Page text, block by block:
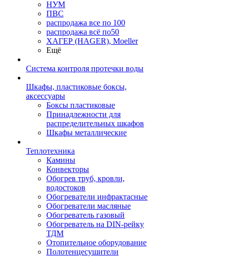
НУМ
ПВС
распродажа все по 100
распродажа всё по50
ХАГЕР (HAGER), Moeller
Ещё
Система контроля протечки воды
Шкафы, пластиковые боксы,
аксессуары
Боксы пластиковые
Принадлежности для
распределительных шкафов
Шкафы металлические
Теплотехника
Камины
Конвекторы
Обогрев труб, кровли,
водостоков
Обогреватели инфрактасные
Обогреватели масляные
Обогреватель газовый
Обогреватель на DIN-рейку
ТДМ
Отопительное оборудование
Полотенцесушители